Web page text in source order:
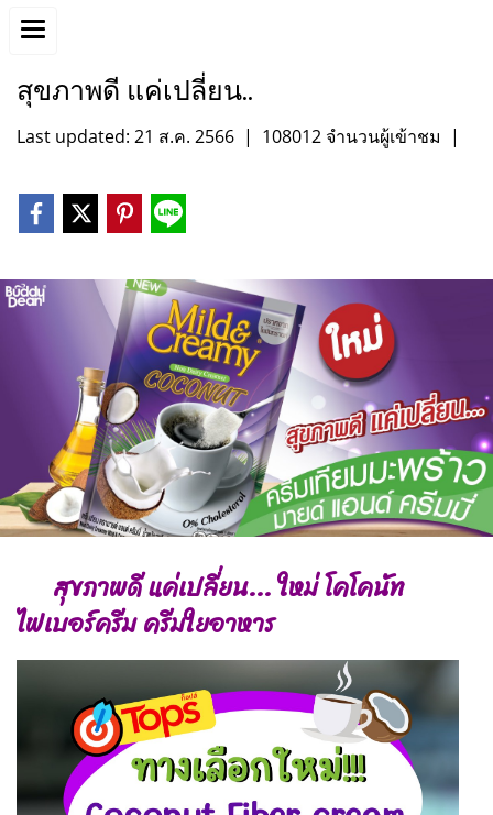
สุขภาพดี แค่เปลี่ยน..
Last updated: 21 ส.ค. 2566 | 108012 จำนวนผู้เข้าชม |
สุขภาพดี แค่เปลี่ยน... ใหม่ โคโคนัท
ไฟเบอร์ครีม ครีมใยอาหาร